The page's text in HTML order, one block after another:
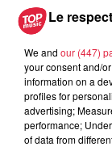
Organisateur
Le
We and our (447)
your consent and/
information on a
profiles for
advertising;
performance;
of data from